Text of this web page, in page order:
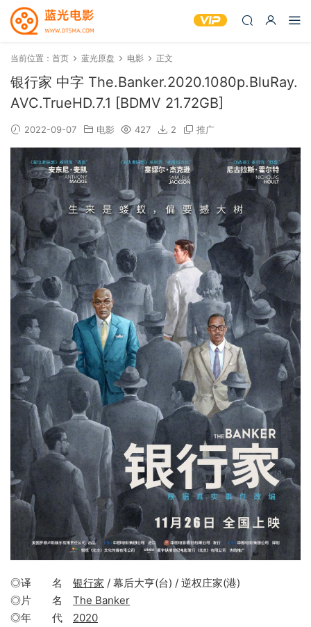
当前位置： 首页 蓝光原盘 电影 正文
银行家 中字 The.Banker.2020.1080p.BluRay.
AVC.TrueHD.7.1 [BDMV 21.72GB]
2022-09-07 电影 427 2 推广
◎译 名 银行家 / 幕后大亨(台) / 逆权庄家(港)
◎片 名 The Banker
◎年 代 2020